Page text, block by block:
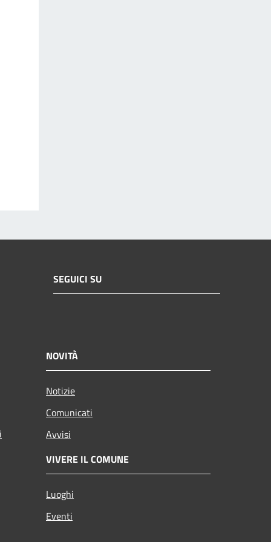
SEGUICI SU
NOVITÀ
Notizie
Comunicati
Avvisi
VIVERE IL COMUNE
Luoghi
Eventi